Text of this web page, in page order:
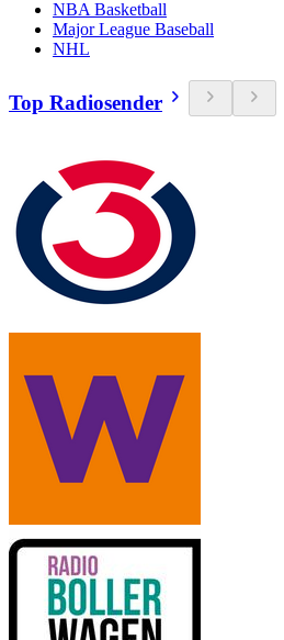
NBA Basketball
Major League Baseball
NHL
Top Radiosender